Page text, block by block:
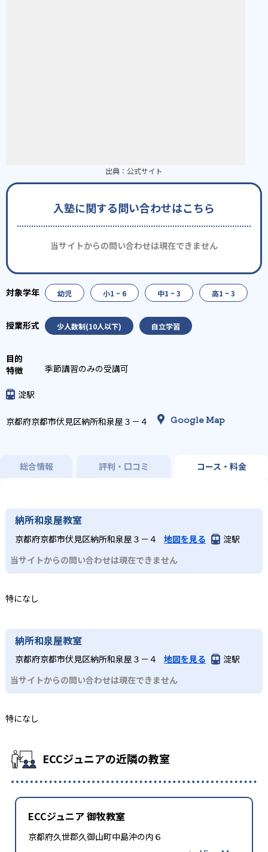
出典： 公式サイト
入塾に関する問い合わせはこちら
当サイトからの問い合わせは現在できません
幼児 小1 ~ 6 中1 ~ 3 高1 ~ 3
少人数制(10人以下) 自立学習
季節講習のみの受講可
淀駅
京都府京都市伏見区納所和泉屋３－４ Google Map
総合情報 評判・口コミ コース・料金
納所和泉屋教室
京都府京都市伏見区納所和泉屋３－４ 地図を見る
淀駅
当サイトからの問い合わせは現在できません
特になし
納所和泉屋教室
京都府京都市伏見区納所和泉屋３－４ 地図を見る
淀駅
当サイトからの問い合わせは現在できません
特になし
ECCジュニアの近隣の教室
ECCジュニア 御牧教室
京都府久世郡久御山町中島沖の内６